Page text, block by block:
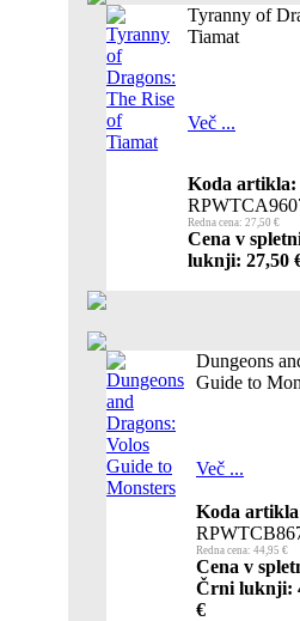
Tyranny of
Tiamat
Več ...
Koda artikla:
Redna cena: 27,50 €
Cena v
luknji: 27,50
Dungeons
Guide to
Več ...
Koda
Redna cena: 44,95 €
Cena v
Črni luknji:
€